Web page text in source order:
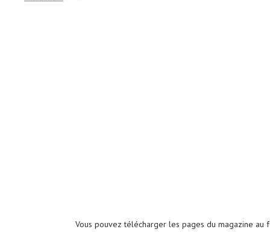
Vous pouvez télécharger les pages du magazine au